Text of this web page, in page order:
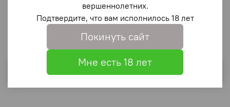
вершеннолетних.
Подтвердите, что вам исполнилось 18 лет
Покинуть сайт
Мне есть 18 лет